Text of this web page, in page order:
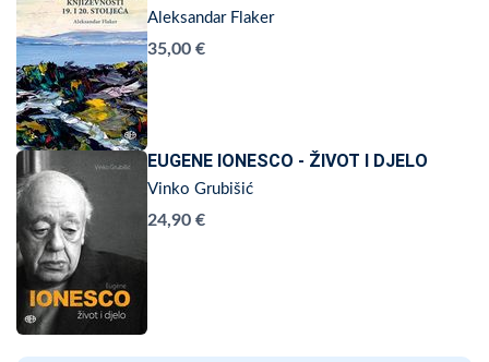
Aleksandar Flaker
35,00 €
EUGENE IONESCO - ŽIVOT I DJELO
Vinko Grubišić
24,90 €